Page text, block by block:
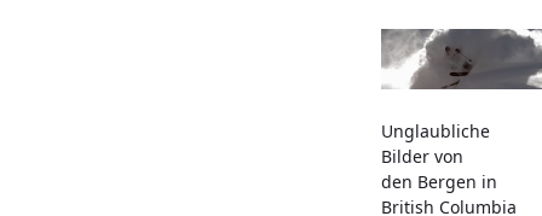
Unglaubliche
Bilder von
den Bergen in
British Columbia